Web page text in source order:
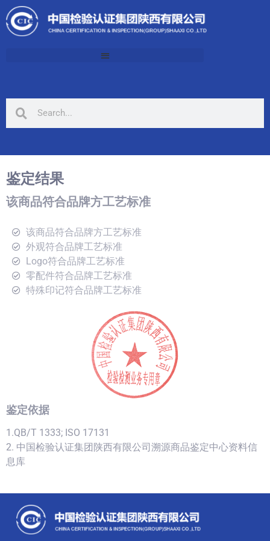
鉴定结果
该商品符合品牌方工艺标准
该商品符合品牌方工艺标准
外观符合品牌工艺标准
Logo符合品牌工艺标准
零配件符合品牌工艺标准
特殊印记符合品牌工艺标准
鉴定依据
1.QB/T 1333; ISO 17131
2. 中国检验认证集团陕西有限公司溯源商品鉴定中心资料信
息库